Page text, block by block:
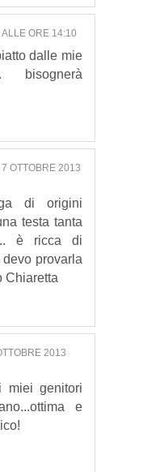
ORE 14:10
dalle mie
bisognerà
7 OTTOBRE 2013
di origini
testa tanta
è ricca di
provarla
Chiaretta
2013
miei genitori
e